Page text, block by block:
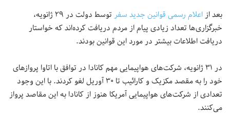
بعد ازاعلام رسمی قوانین جدید سفر
توسط دولت در ۲۹ ژانویه،
خبرگزاری‌ها تعداد زیادی پیام از مردم دریافت کرده‌اند که خواستار
دریافت اطلاعات بیشتر در مورد این قوانین بودند.
در ۳۱ ژانویه، شرکت‌های هواپیمایی مهم کانادا در توافق با اتاوا پروازهای
خود را به مقصد مکزیک و کارائیب تا ۳۰ آوریل لغو کردند. با این وجود
تعدادی از شرکت‌های هواپیمایی آمریکا هنوز از کانادا به این مقاصد پرواز
می‌کنند.